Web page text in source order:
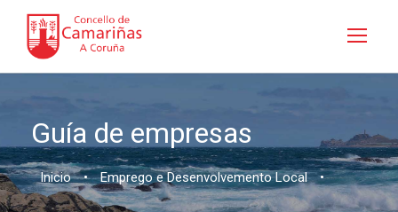
Guía de empresas
Inicio • Emprego e Desenvolvemento Local •